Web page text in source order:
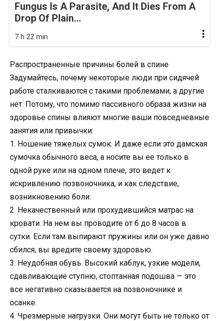
Fungus Is A Parasite, And It Dies From A
Drop Of Plain...
7 h 22 min
Распространенные причины болей в спине
Задумайтесь, почему некоторые люди при сидячей
работе сталкиваются с такими проблемами, а другие
нет. Потому, что помимо пассивного образа жизни на
здоровье спины влияют многие ваши повседневные
занятия или привычки:
1. Ношение тяжелых сумок. И даже если это дамская
сумочка обычного веса, а носите вы ее только в
одной руке или на одном плече, это ведет к
искривлению позвоночника, и как следствие,
возникновению боли.
2. Некачественный или прохудившийся матрас на
кровати. На нем вы проводите от б до 8 часов в
сутки. Если там выпирают пружины или он уже давно
сбился, вы вредите своему здоровью.
3. Неудобная обувь. Высокий каблук, узкие модели,
сдавливающие ступню, стоптанная подошва — это
все негативно сказывается на позвоночнике и
осанке.
4. Чрезмерные нагрузки. Они могут быть не только от